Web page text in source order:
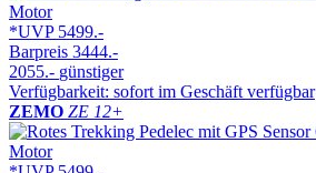
*UVP 5499.-
Barpreis 3444.-
2055.- günstiger
Verfügbarkeit: sofort im Geschäft verfügbar
ZEMO ZE 12+